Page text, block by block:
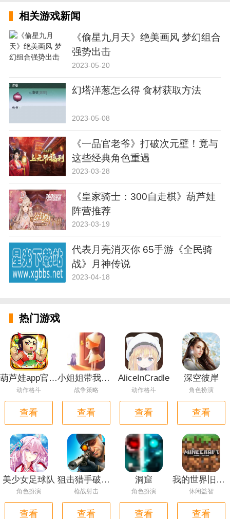
相关游戏新闻
《偷星九月天》绝美画风 梦幻组合
强势出击
2023-05-20
幻塔洋葱怎么得 食材获取方法
2023-05-08
《一品官老爷》打破次元壁！竟与
这些经典角色重遇
2023-03-28
《皇家骑士：300自走棋》葫芦娃
阵营推荐
2023-03-19
代表月亮消灭你 65手游《全民骑
战》月神传说
2023-04-18
热门游戏
葫芦娃app官网版
动作格斗
查看
小姐姐带我回家
战争策略
查看
AliceInCradle
动作格斗
查看
深空彼岸
角色扮演
查看
美少女足球队
角色扮演
查看
狙击猎手破解版
枪战射击
查看
洞窟
角色扮演
查看
我的世界旧版本1.0中文版
休闲益智
查看